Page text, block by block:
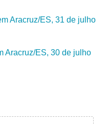
Aracruz/ES, 31 de julho
Aracruz/ES, 30 de julho